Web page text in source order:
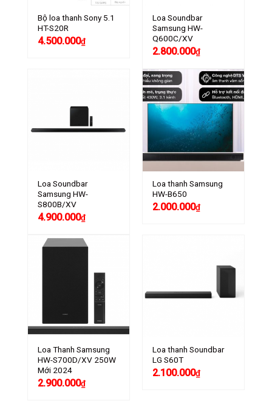
Bộ loa thanh Sony 5.1
HT-S20R
4.500.000₫
Loa Soundbar
Samsung HW-
Q600C/XV
2.800.000₫
Loa Soundbar
Samsung HW-
S800B/XV
4.900.000₫
Loa thanh Samsung
HW-B650
2.000.000₫
Loa Thanh Samsung
HW-S700D/XV 250W
Mới 2024
2.900.000₫
Loa thanh Soundbar
LG S60T
2.100.000₫